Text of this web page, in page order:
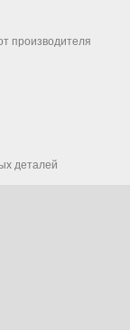
производителя
деталей